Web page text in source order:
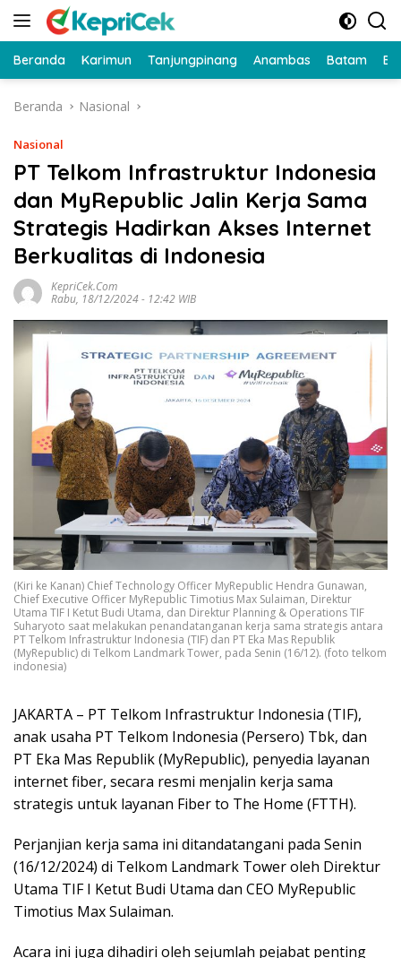
Langsung
Beranda Karimun Tanjungpinang Anambas Batam
Beranda Nasional
Nasional
PT Telkom Infrastruktur Indonesia
dan MyRepublic Jalin Kerja Sama
Strategis Hadirkan Akses Internet
Berkualitas di Indonesia
KepriCek.com
Rabu, 18/12/2024 - 12:42 WIB
(Kiri ke Kanan) Chief Technology Officer MyRepublic Hendra Gunawan,
Chief Executive Officer MyRepublic Timotius Max Sulaiman, Direktur
Utama TIF I Ketut Budi Utama, dan Direktur Planning & Operations TIF
Suharyoto saat melakukan penandatanganan kerja sama strategis antara
PT Telkom Infrastruktur Indonesia (TIF) dan PT Eka Mas Republik
(MyRepublic) di Telkom Landmark Tower, pada Senin (16/12). (foto telkom
indonesia)
JAKARTA – PT Telkom Infrastruktur Indonesia (TIF),
anak usaha PT Telkom Indonesia (Persero) Tbk, dan
PT Eka Mas Republik (MyRepublic), penyedia layanan
internet fiber, secara resmi menjalin kerja sama
strategis untuk layanan Fiber to The Home (FTTH).
Perjanjian kerja sama ini ditandatangani pada Senin
(16/12/2024) di Telkom Landmark Tower oleh Direktur
Utama TIF I Ketut Budi Utama dan CEO MyRepublic
Timotius Max Sulaiman.
Acara ini juga dihadiri oleh sejumlah pejabat penting